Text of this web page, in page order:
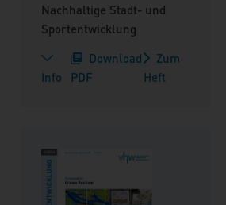
Nachhaltige Stadt- und
Sportentwicklung
Info
Download
PDF
Zum
Heft